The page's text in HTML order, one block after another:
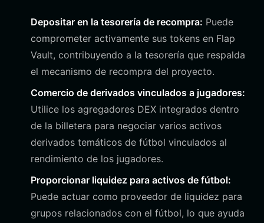
Depositar en la tesorería de recompra: Puede
comprometer activamente sus tokens en Flap
Vault, contribuyendo a la tesorería que respalda
el mecanismo de recompra del proyecto.
Comercio de derivados vinculados a jugadores:
Utilice los agregadores DEX integrados dentro
de la billetera para negociar varios activos
derivados temáticos de fútbol vinculados al
rendimiento de los jugadores.
Proporcionar liquidez para activos de fútbol:
Puede actuar como proveedor de liquidez para
grupos relacionados con el fútbol, lo que ayuda